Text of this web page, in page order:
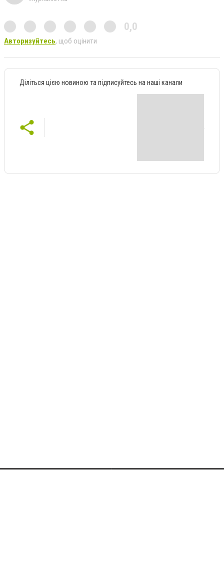
0,0
Авторизуйтесь, щоб оцінити
Діліться цією новиною та підписуйтесь на наші канали